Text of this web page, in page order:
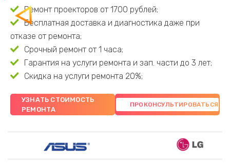
Ремонт проекторов от 1700 рублей;
Бесплатная доставка и диагностика даже при
отказе от ремонта;
Срочный ремонт от 1 часа;
Гарантия на услуги ремонта и зап. части до 3 лет;
Скидка на услуги ремонта 20%;
УЗНАТЬ СТОИМОСТЬ
РЕМОНТА